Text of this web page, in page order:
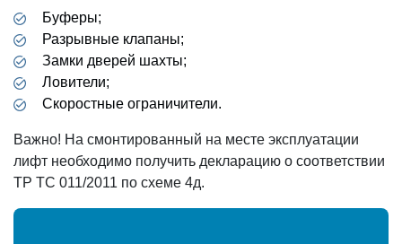
Буферы;
Разрывные клапаны;
Замки дверей шахты;
Ловители;
Скоростные ограничители.
Важно! На смонтированный на месте эксплуатации
лифт необходимо получить декларацию о соответствии
ТР ТС 011/2011 по схеме 4д.